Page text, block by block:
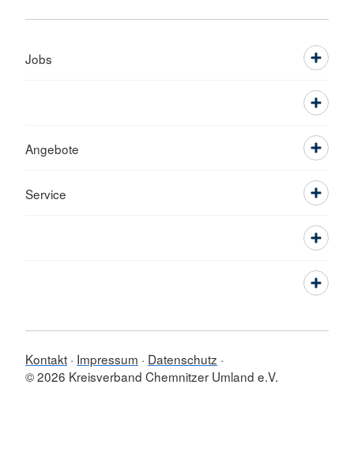
Jobs
Angebote
Service
Kontakt Impressum
Datenschutz
© 2026 Kreisverband Chemnitzer Umland e.V.